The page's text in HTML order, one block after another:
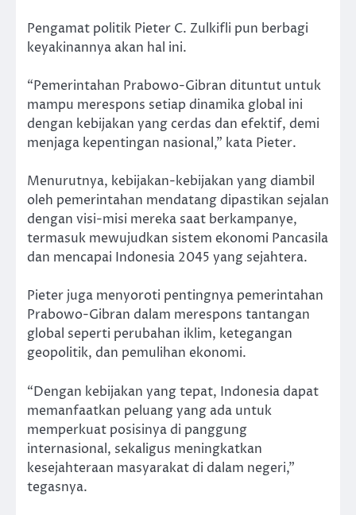
Pengamat politik Pieter C. Zulkifli pun berbagi
keyakinannya akan hal ini.
“Pemerintahan Prabowo-Gibran dituntut untuk
mampu merespons setiap dinamika global ini
dengan kebijakan yang cerdas dan efektif, demi
menjaga kepentingan nasional,” kata Pieter.
Menurutnya, kebijakan-kebijakan yang diambil
oleh pemerintahan mendatang dipastikan sejalan
dengan visi-misi mereka saat berkampanye,
termasuk mewujudkan sistem ekonomi Pancasila
dan mencapai Indonesia 2045 yang sejahtera.
Pieter juga menyoroti pentingnya pemerintahan
Prabowo-Gibran dalam merespons tantangan
global seperti perubahan iklim, ketegangan
geopolitik, dan pemulihan ekonomi.
“Dengan kebijakan yang tepat, Indonesia dapat
memanfaatkan peluang yang ada untuk
memperkuat posisinya di panggung
internasional, sekaligus meningkatkan
kesejahteraan masyarakat di dalam negeri,”
tegasnya.